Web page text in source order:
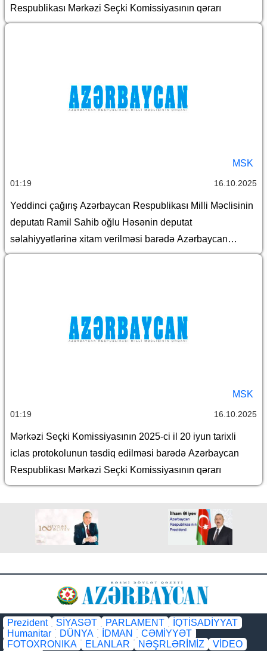
Respublikası Mərkəzi Seçki Komissiyasının qərarı
MSK
01:19 16.10.2025
Yeddinci çağırış Azərbaycan Respublikası Milli Məclisinin
deputatı Ramil Sahib oğlu Həsənin deputat
səlahiyyətlərinə xitam verilməsi barədə Azərbaycan
Respublikası Mərkəzi Seçki Komissiyasının qərarı
MSK
01:19 16.10.2025
Mərkəzi Seçki Komissiyasının 2025-ci il 20 iyun tarixli
iclas protokolunun təsdiq edilməsi barədə Azərbaycan
Respublikası Mərkəzi Seçki Komissiyasının qərarı
Prezident SİYASƏT PARLAMENT
İQTİSADİYYAT
Humanitar
DÜNYA İDMAN
CƏMİYYƏT
FOTOXRONIKA
ELANLAR NƏŞRLƏRİMİZ
VİDEO